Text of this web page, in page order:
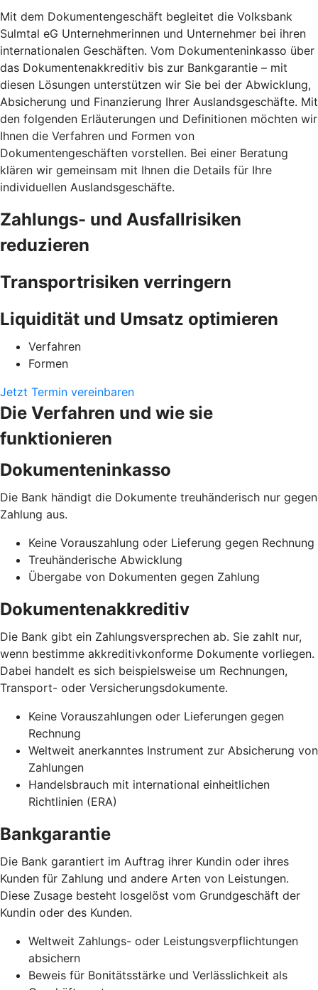
Mit dem Dokumentengeschäft begleitet die Volksbank
Sulmtal eG Unternehmerinnen und Unternehmer bei ihren
internationalen Geschäften. Vom Dokumenteninkasso über
das Dokumentenakkreditiv bis zur Bankgarantie – mit
diesen Lösungen unterstützen wir Sie bei der Abwicklung,
Absicherung und Finanzierung Ihrer Auslandsgeschäfte. Mit
den folgenden Erläuterungen und Definitionen möchten wir
Ihnen die Verfahren und Formen von
Dokumentengeschäften vorstellen. Bei einer Beratung
klären wir gemeinsam mit Ihnen die Details für Ihre
individuellen Auslandsgeschäfte.
Zahlungs- und Ausfallrisiken
reduzieren
Transportrisiken verringern
Liquidität und Umsatz optimieren
Verfahren
Formen
Jetzt Termin vereinbaren
Die Verfahren und wie sie
funktionieren
Dokumenteninkasso
Die Bank händigt die Dokumente treuhänderisch nur gegen
Zahlung aus.
Keine Vorauszahlung oder Lieferung gegen Rechnung
Treuhänderische Abwicklung
Übergabe von Dokumenten gegen Zahlung
Dokumentenakkreditiv
Die Bank gibt ein Zahlungsversprechen ab. Sie zahlt nur,
wenn bestimme akkreditivkonforme Dokumente vorliegen.
Dabei handelt es sich beispielsweise um Rechnungen,
Transport- oder Versicherungsdokumente.
Keine Vorauszahlungen oder Lieferungen gegen
Rechnung
Weltweit anerkanntes Instrument zur Absicherung von
Zahlungen
Handelsbrauch mit international einheitlichen
Richtlinien (ERA)
Bankgarantie
Die Bank garantiert im Auftrag ihrer Kundin oder ihres
Kunden für Zahlung und andere Arten von Leistungen.
Diese Zusage besteht losgelöst vom Grundgeschäft der
Kundin oder des Kunden.
Weltweit Zahlungs- oder Leistungsverpflichtungen
absichern
Beweis für Bonitätsstärke und Verlässlichkeit als